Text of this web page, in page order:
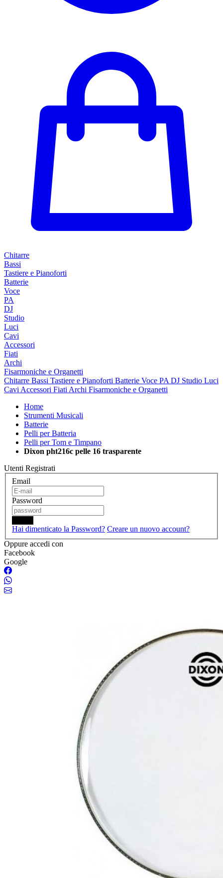
Chitarre
Bassi
Tastiere e Pianoforti
Batterie
Voce
PA
DJ
Studio
Luci
Cavi
Accessori
Fiati
Archi
Fisarmoniche e Organetti
Chitarre Bassi Tastiere e Pianoforti Batterie Voce PA DJ Studio Luci
Cavi Accessori Fiati Archi Fisarmoniche e Organetti
Home
Strumenti Musicali
Batterie
Pelli per Batteria
Pelli per Tom e Timpano
Dixon pht216c pelle 16 trasparente
Utenti Registrati
Email
Password
Hai dimenticato la Password? Creare un nuovo account?
Oppure accedi con
Facebook
Google